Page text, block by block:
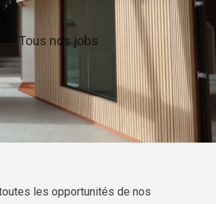
Tous nos jobs
les opportunités de nos